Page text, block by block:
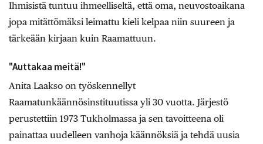
Ihmisistä tuntuu ihmeelliseltä, että oma, neuvostoaikana
jopa mitättömäksi leimattu kieli kelpaa niin suureen ja
tärkeään kirjaan kuin Raamattuun.
"Auttakaa meitä!"
Anita Laakso on työskennellyt
Raamatunkäännösinstituutissa yli 30 vuotta. Järjestö
perustettiin 1973 Tukholmassa ja sen tavoitteena oli
painattaa uudelleen vanhoja käännöksiä ja tehdä uusia